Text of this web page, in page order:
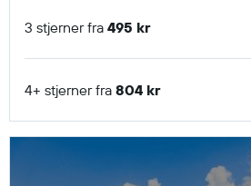
3 stjerner fra 495 kr
4+ stjerner fra 804 kr